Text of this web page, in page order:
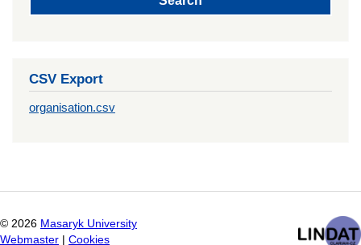
CSV Export
organisation.csv
© 2026 Masaryk University
Webmaster
Cookies